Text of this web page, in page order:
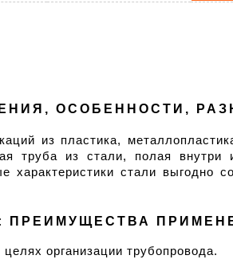
ОСОБЕННОСТИ,
из пластика,
труба из стали, полая внутри
характеристики стали выгодно
ПРЕИМУЩЕСТВА
организации трубопровода.